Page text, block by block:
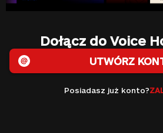
Dołącz do Voice
UTWÓRZ
Posiadasz już konto?